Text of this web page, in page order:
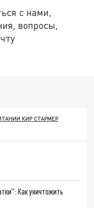
с нами,
вопросы,
КИР СТАРМЕР
Как уничтожить